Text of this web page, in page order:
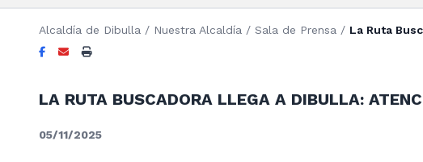
Alcaldía de Dibulla / Nuestra Alcaldía / Sala de Prensa / La Ruta
LA RUTA BUSCADORA LLEGA A DIBULLA:
05/11/2025